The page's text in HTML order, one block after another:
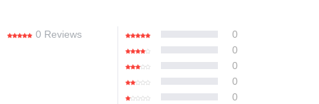
0 Reviews
0
0
0
0
0